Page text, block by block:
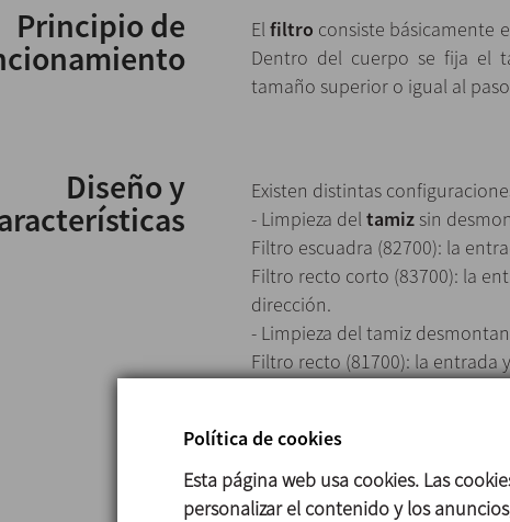
Principio de El filtro consiste básicamente
Dentro del cuerpo se fija el
tamaño superior o igual al
Diseño y
Existen distintas
- Limpieza del tamizsin
Filtro escuadra (82700): la
Filtro recto corto (83700): la
dirección.
- Limpieza del tamiz
Filtro recto (81700): la entrada
Conexiones estándar en DIN
Tamiz con taladro circular (Ø
Política de cookies
Esta página web usa cookies. Las
personalizar el contenido y los